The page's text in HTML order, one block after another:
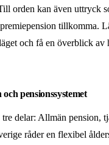
orden kan även uttryck
tillkomma.
och få en överblick av
pensionssystemet
tre delar: Allmän pension,
råder en flexibel